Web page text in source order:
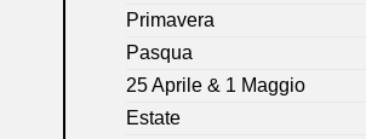
Primavera
Pasqua
25 Aprile & 1 Maggio
Estate